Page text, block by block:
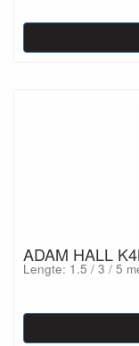
ADAM HALL
Lengte: 1.5 / 3 / 5